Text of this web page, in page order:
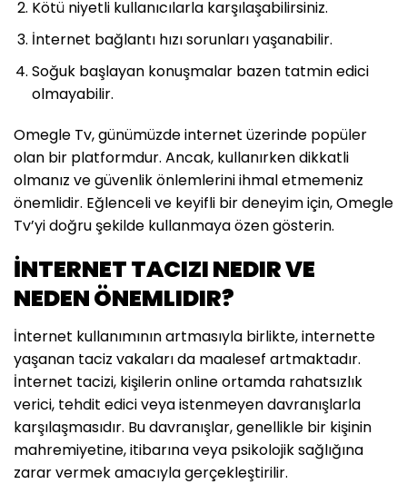
Kötü niyetli kullanıcılarla karşılaşabilirsiniz.
İnternet bağlantı hızı sorunları yaşanabilir.
Soğuk başlayan konuşmalar bazen tatmin edici
olmayabilir.
Omegle Tv, günümüzde internet üzerinde popüler
olan bir platformdur. Ancak, kullanırken dikkatli
olmanız ve güvenlik önlemlerini ihmal etmemeniz
önemlidir. Eğlenceli ve keyifli bir deneyim için, Omegle
Tv’yi doğru şekilde kullanmaya özen gösterin.
İNTERNET TACIZI NEDIR VE
NEDEN ÖNEMLIDIR?
İnternet kullanımının artmasıyla birlikte, internette
yaşanan taciz vakaları da maalesef artmaktadır.
İnternet tacizi, kişilerin online ortamda rahatsızlık
verici, tehdit edici veya istenmeyen davranışlarla
karşılaşmasıdır. Bu davranışlar, genellikle bir kişinin
mahremiyetine, itibarına veya psikolojik sağlığına
zarar vermek amacıyla gerçekleştirilir.